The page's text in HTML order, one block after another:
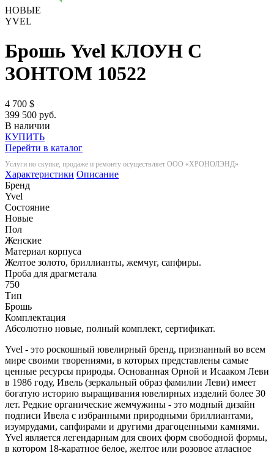
НОВЫЕ
YVEL
Брошь Yvel КЛОУН С
ЗОНТОМ 10522
4 700 $
399 500 руб.
В наличии
КУПИТЬ
Перейти в каталог
Услуги по скупке, продаже и ремонту осуществляет ООО «ХРОНОЛЭНД»
Характеристики Описание
Бренд
Yvel
Состояние
Новые
Пол
Женские
Материал корпуса
Желтое золото, бриллианты, жемчуг, сапфиры.
Проба для драгметала
750
Тип
Брошь
Комплектация
Абсолютно новые, полный комплект, сертификат.
Yvel - это роскошный ювелирный бренд, признанный во всем
мире своими творениями, в которых представлены самые
ценные ресурсы природы. Основанная Орной и Исааком Леви
в 1986 году, Ивель (зеркальный образ фамилии Леви) имеет
богатую историю выращивания ювелирных изделий более 30
лет. Редкие органические жемчужины - это модный дизайн
подписи Ивела с избранными природными бриллиантами,
изумрудами, сапфирами и другими драгоценными камнями.
Yvel является легендарным для своих форм свободной формы,
в котором 18-каратное белое, желтое или розовое атласное